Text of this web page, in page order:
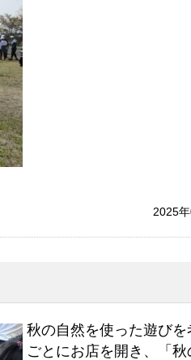
2025
秋の自然を使った遊び
ごとにお店を開き、
「